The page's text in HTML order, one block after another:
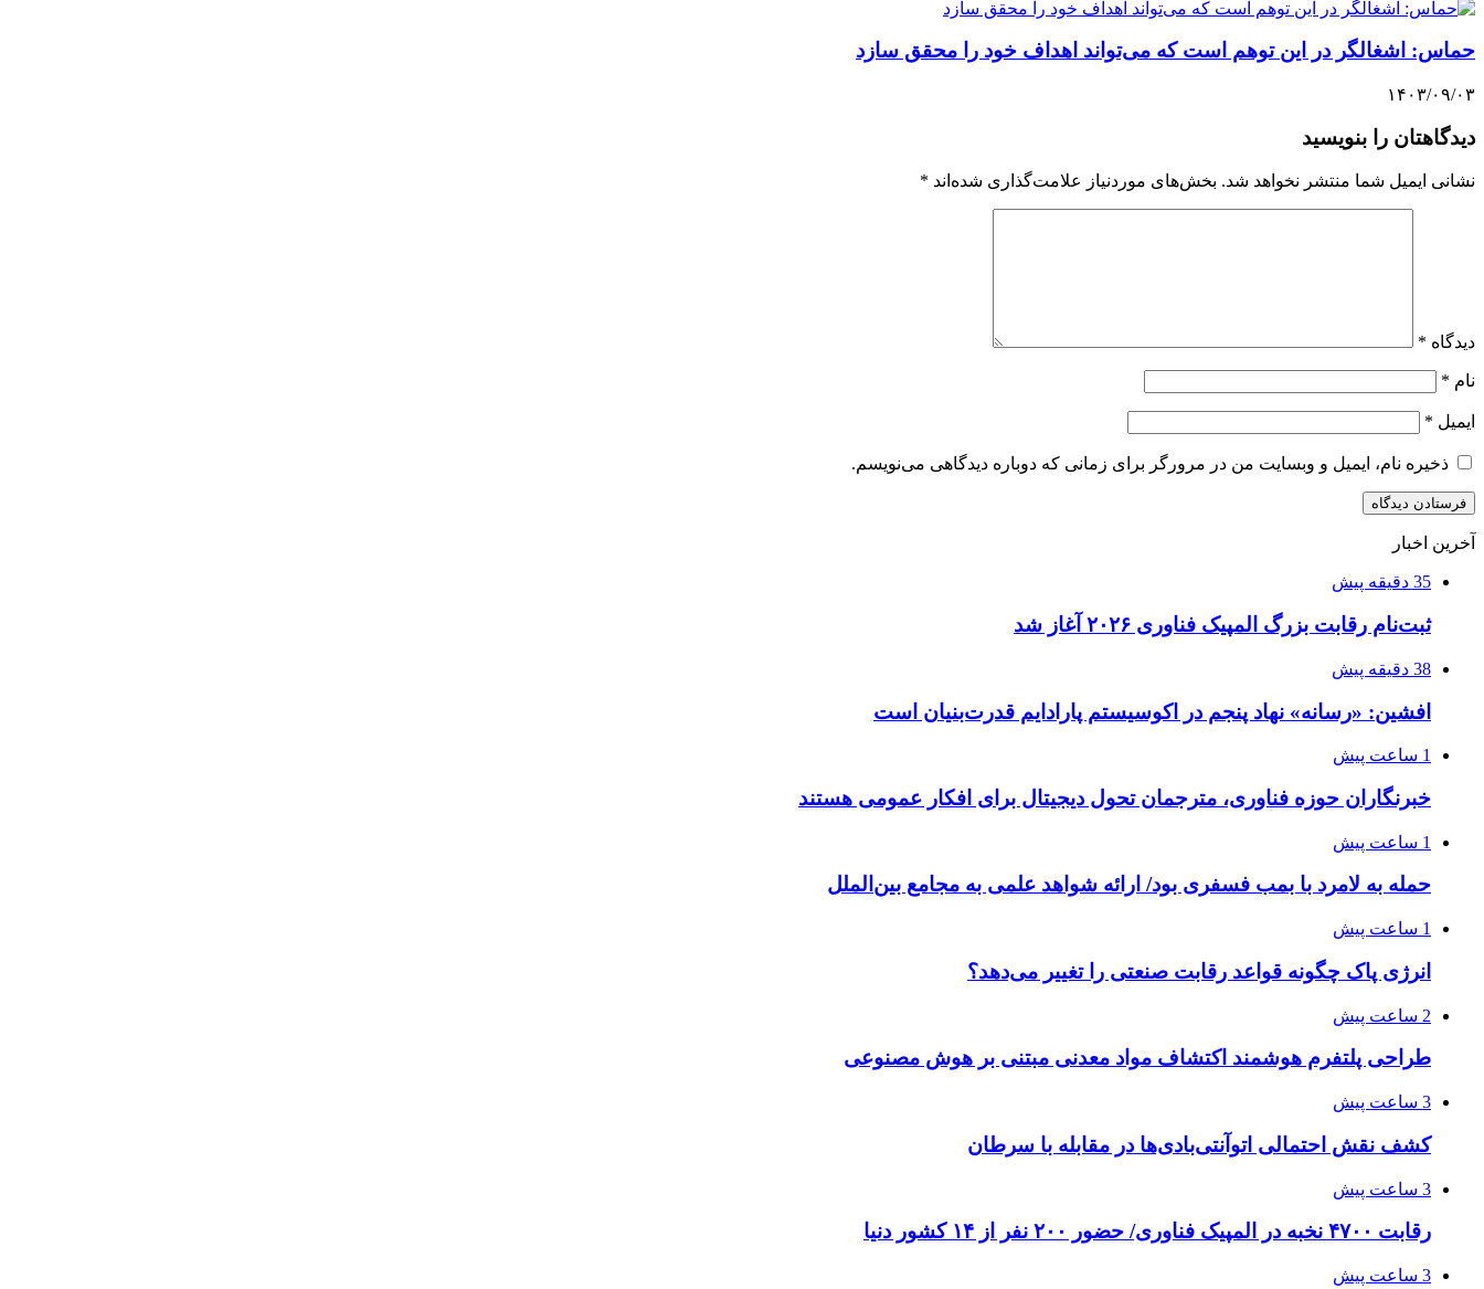
حماس: اشغالگر در این توهم است که می‌تواند اهداف خود را محقق سازد
۱۴۰۳/۰۹/۰۳
دیدگاهتان را بنویسید
نشانی ایمیل شما منتشر نخواهد شد. بخش‌های موردنیاز علامت‌گذاری شده‌اند *
دیدگاه *
نام *
ایمیل *
ذخیره نام، ایمیل و وبسایت من در مرورگر برای زمانی که دوباره دیدگاهی می‌نویسم.
آخرین اخبار
35 دقیقه پیش
ثبت‌نام رقابت بزرگ المپیک فناوری ۲۰۲۶ آغاز شد
38 دقیقه پیش
افشین: «رسانه» نهاد پنجم در اکوسیستم پارادایم قدرت‌بنیان است
1 ساعت پیش
خبرنگاران حوزه فناوری، مترجمان تحول دیجیتال برای افکار عمومی هستند
1 ساعت پیش
حمله به لامرد با بمب فسفری بود/ ارائه شواهد علمی به مجامع بین‌الملل
1 ساعت پیش
انرژی پاک چگونه قواعد رقابت صنعتی را تغییر می‌دهد؟
2 ساعت پیش
طراحی پلتفرم هوشمند اکتشاف مواد معدنی مبتنی بر هوش مصنوعی
3 ساعت پیش
کشف نقش احتمالی اتوآنتی‌بادی‌ها در مقابله با سرطان
3 ساعت پیش
رقابت ۴۷۰۰ نخبه در المپیک فناوری/ حضور ۲۰۰ نفر از ۱۴ کشور دنیا
3 ساعت پیش